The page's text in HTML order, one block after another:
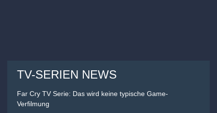
TV-SERIEN NEWS
Far Cry TV Serie: Das wird keine typische Game-
Verfilmung